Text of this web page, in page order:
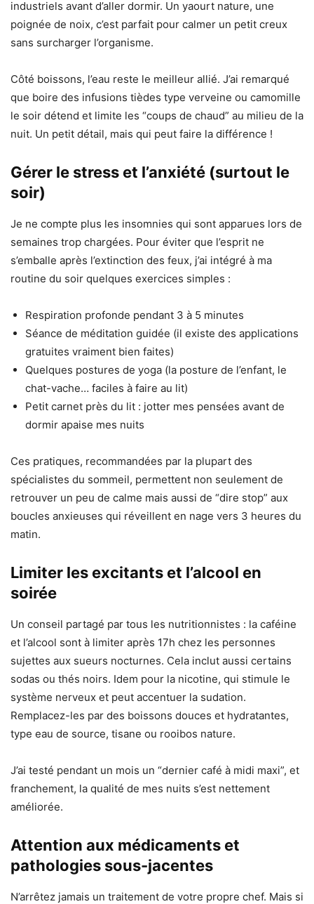
industriels avant d’aller dormir. Un yaourt nature, une
poignée de noix, c’est parfait pour calmer un petit creux
sans surcharger l’organisme.
Côté boissons, l’eau reste le meilleur allié. J’ai remarqué
que boire des infusions tièdes type verveine ou camomille
le soir détend et limite les “coups de chaud” au milieu de la
nuit. Un petit détail, mais qui peut faire la différence !
Gérer le stress et l’anxiété (surtout le
soir)
Je ne compte plus les insomnies qui sont apparues lors de
semaines trop chargées. Pour éviter que l’esprit ne
s’emballe après l’extinction des feux, j’ai intégré à ma
routine du soir quelques exercices simples :
Respiration profonde pendant 3 à 5 minutes
Séance de méditation guidée (il existe des applications
gratuites vraiment bien faites)
Quelques postures de yoga (la posture de l’enfant, le
chat-vache… faciles à faire au lit)
Petit carnet près du lit : jotter mes pensées avant de
dormir apaise mes nuits
Ces pratiques, recommandées par la plupart des
spécialistes du sommeil, permettent non seulement de
retrouver un peu de calme mais aussi de “dire stop” aux
boucles anxieuses qui réveillent en nage vers 3 heures du
matin.
Limiter les excitants et l’alcool en
soirée
Un conseil partagé par tous les nutritionnistes : la caféine
et l’alcool sont à limiter après 17h chez les personnes
sujettes aux sueurs nocturnes. Cela inclut aussi certains
sodas ou thés noirs. Idem pour la nicotine, qui stimule le
système nerveux et peut accentuer la sudation.
Remplacez-les par des boissons douces et hydratantes,
type eau de source, tisane ou rooibos nature.
J’ai testé pendant un mois un “dernier café à midi maxi”, et
franchement, la qualité de mes nuits s’est nettement
améliorée.
Attention aux médicaments et
pathologies sous-jacentes
N’arrêtez jamais un traitement de votre propre chef. Mais si